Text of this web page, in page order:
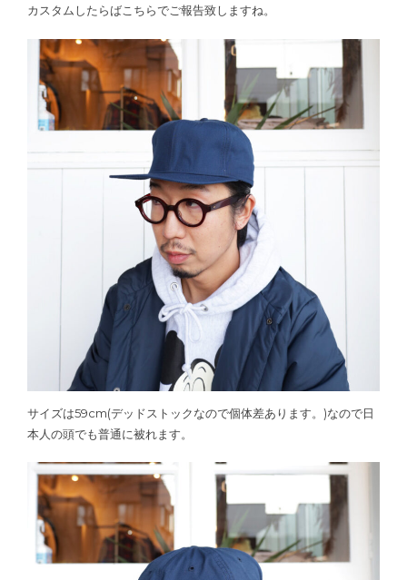
カスタムしたらばこちらでご報告致しますね。
サイズは59cm(デッドストックなので個体差あります。)なので日
本人の頭でも普通に被れます。